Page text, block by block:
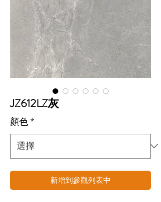
JZ612LZ灰
顏色*
新增到參觀列表中